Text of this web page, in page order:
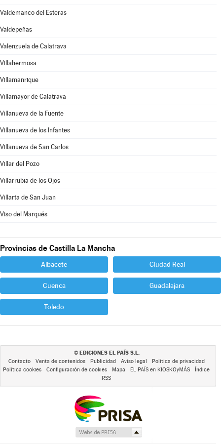
Valdemanco del Esteras
Valdepeñas
Valenzuela de Calatrava
Villahermosa
Villamanrique
Villamayor de Calatrava
Villanueva de la Fuente
Villanueva de los Infantes
Villanueva de San Carlos
Villar del Pozo
Villarrubia de los Ojos
Villarta de San Juan
Viso del Marqués
Provincias de Castilla La Mancha
Albacete Ciudad Real
Cuenca Guadalajara
Toledo
© EDICIONES EL PAÍS S.L.
Contacto Venta de contenidos Publicidad Aviso legal
Política de privacidad
Política cookies
Configuración de cookies Mapa EL PAÍS en KIOSKOyMÁS
Índice
RSS